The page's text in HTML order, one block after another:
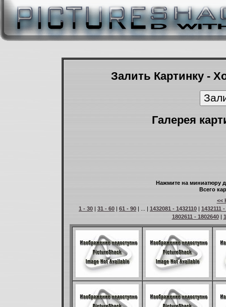
Залить Картинку -
Галерея
Нажмите на миниатюру
Всего
<<
1 - 30 | 31 - 60 | 61 - 90 | ... | 1432081 - 1432110 | 1432111
1802611 - 1802640|